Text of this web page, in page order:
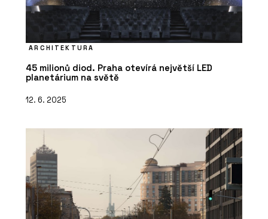
ARCHITEKTURA
45 milionů diod. Praha otevírá největší LED
planetárium na světě
12. 6. 2025